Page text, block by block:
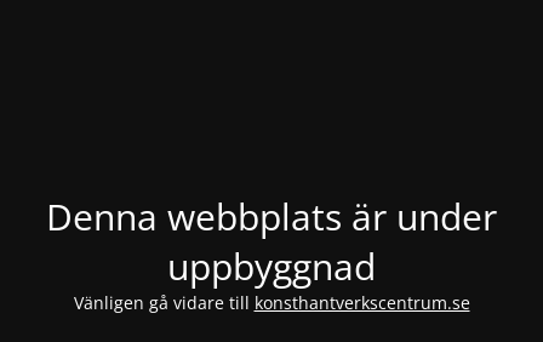
Denna webbplats är under
uppbyggnad
Vänligen gå vidare till konsthantverkscentrum.se